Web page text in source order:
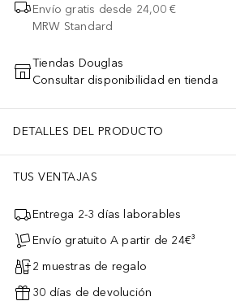
Envío gratis desde 24,00 €
MRW Standard
AÑADIR AL CARRITO
Tiendas Douglas
Consultar disponibilidad en tienda
DETALLES DEL PRODUCTO
TUS VENTAJAS
Entrega 2-3 días laborables
Envío gratuito A partir de 24€³
2 muestras de regalo
30 días de devolución